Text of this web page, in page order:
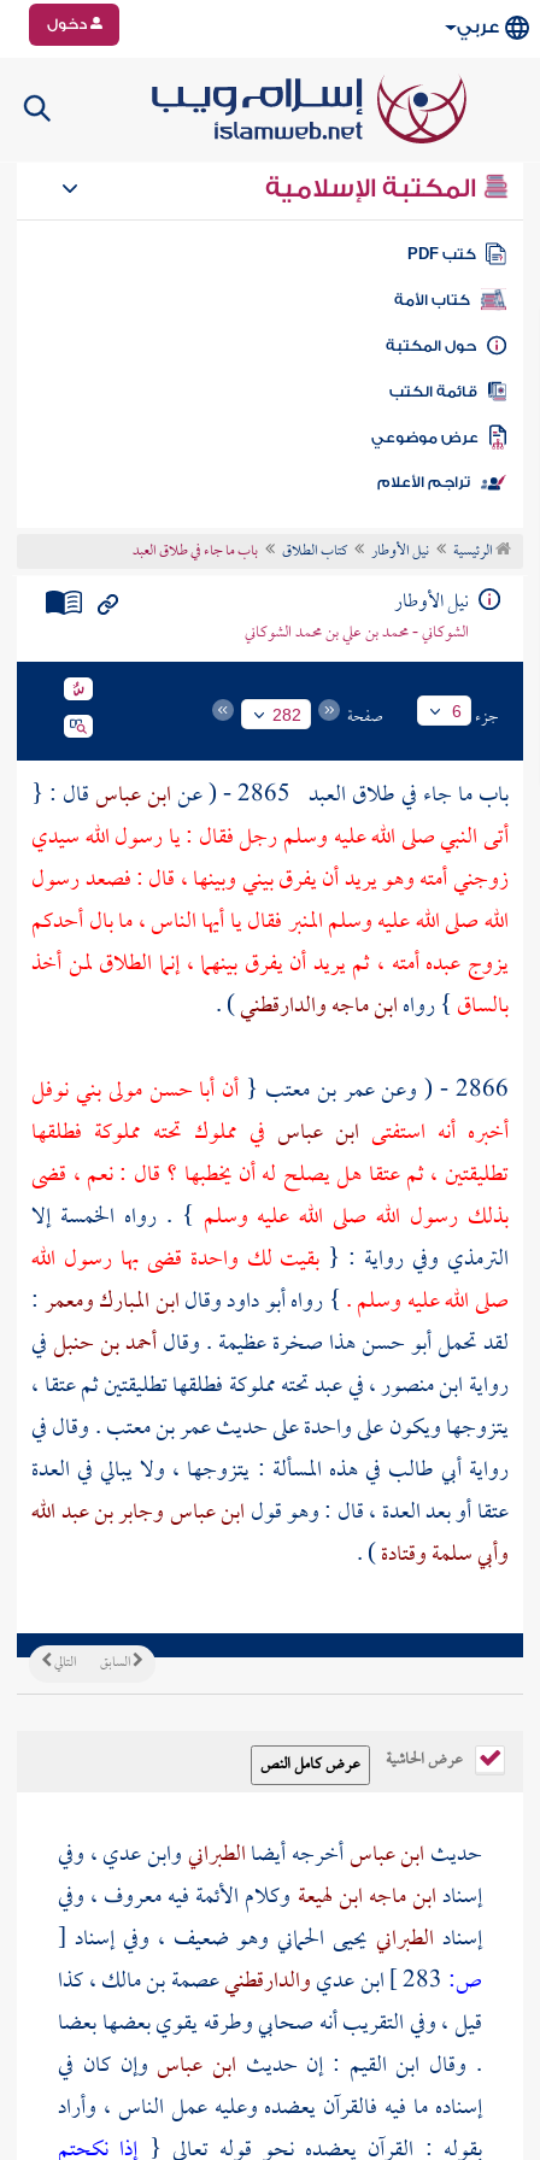
عربي دخول
المكتبة الإسلامية
كتب PDF
كتاب الأمة
المكتبة
الكتب
موضوعي
تراجم الأعلام
الرئيسية نيل الأوطار كتاب الطلاق باب ما جاء في طلاق العبد
نيل الأوطار
الشوكاني - محمد بن علي بن محمد الشوكاني
جزء 6 صفحة 282
باب ما جاء في طلاق العبد ابن عباسقال : {
أتى النبي صلى الله عليه وسلم رجل فقال : يا رسول الله سيدي
زوجني أمته وهو يريد أن يفرق بيني وبينها ، قال : فصعد رسول
الله صلى الله عليه وسلم المنبر فقال يا أيها الناس ، ما بال أحدكم
يزوج عبده أمته ، ثم يريد أن يفرق بينهما ، إنما الطلاق لمن أخذ
بالساق} رواهابن ماجهوالدارقطني) .
2866 - ( وعن
عمر بن معتب { أنأبا حسن مولى بني نوفل
أخبره أنه استفتى ابن عباس في مملوك تحته مملوكة فطلقها
تطليقتين ، ثم عتقا هل يصلح له أن يخطبها ؟ قال : نعم ، قضى
بذلك رسول الله صلى الله عليه وسلم } . رواه الخمسة إلا
الترمذي وفي رواية : { بقيت لك واحدة قضى بها رسول الله
صلى الله عليه وسلم .} رواهأبو داودوقالابن المباركومعمر:
لقد تحملأبو حسنهذا صخرة عظيمة . وقالأحمد بن حنبلفي
روايةابن منصور، في عبد تحته مملوكة فطلقها تطليقتين ثم عتقا ،
يتزوجها ويكون على واحدة على حديثعمر بن معتب. وقال في
روايةأبي طالب في هذه المسألة : يتزوجها ، ولا يبالي في العدة
عتقا أو بعد العدة ، قال : وهو قولابن عباسوجابر بن عبد الله
وأبي سلمةوقتادة) .
التالي السابق
عرض الحاشية
حديثابن عباسأخرجه أيضاالطبرانيوابن عدي، وفي
إسنادابن ماجهابن لهيعة وكلام الأئمة فيه معروف ، وفي
إسناد الطبراني يحيى الحماني وهو ضعيف ، وفي إسناد [
ص:
ابن عديوالدارقطنيعصمة بن مالك، كذا
قيل ، وفي التقريب أنه صحابي وطرقه يقوي بعضها بعضا
. وقال ابن القيم : إن حديث ابن عباس وإن كان في
إسناده ما فيه فالقرآن يعضده وعليه عمل الناس ، وأراد
بقوله : القرآن يعضده نحو قوله تعالى {إذا نكحتم